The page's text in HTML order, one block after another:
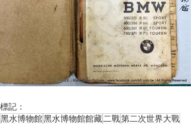
標記：
黑水博物館黑水博物館館藏二戰第二次世界大戰